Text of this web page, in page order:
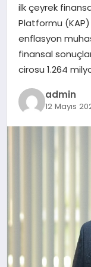
SIYASET
SPOR
TEKNOLOJI
YAŞAM
ilk çeyrek
Platformu (KAP)
enflasyon
finansal
cirosu 1.264
admin
12 Mayıs